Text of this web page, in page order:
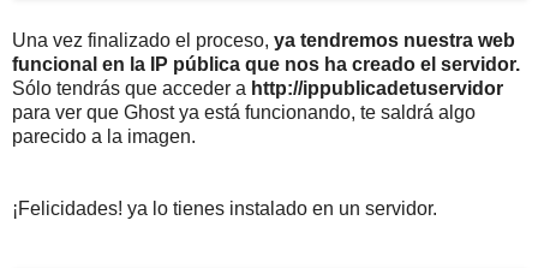
Una vez finalizado el proceso, ya tendremos nuestra web
funcional en la IP pública que nos ha creado el servidor.
Sólo tendrás que acceder a http://ippublicadetuservidor
para ver que Ghost ya está funcionando, te saldrá algo
parecido a la imagen.
¡Felicidades! ya lo tienes instalado en un servidor.